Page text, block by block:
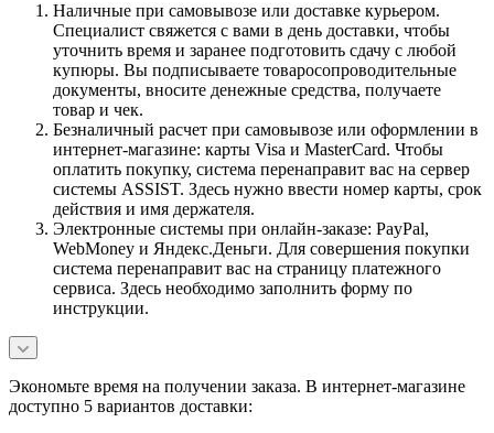
Наличные при самовывозе или доставке курьером.
Специалист свяжется с вами в день доставки, чтобы
уточнить время и заранее подготовить сдачу с любой
купюры. Вы подписываете товаросопроводительные
документы, вносите денежные средства, получаете
товар и чек.
Безналичный расчет при самовывозе или оформлении в
интернет-магазине: карты Visa и MasterCard. Чтобы
оплатить покупку, система перенаправит вас на сервер
системы ASSIST. Здесь нужно ввести номер карты, срок
действия и имя держателя.
Электронные системы при онлайн-заказе: PayPal,
WebMoney и Яндекс.Деньги. Для совершения покупки
система перенаправит вас на страницу платежного
сервиса. Здесь необходимо заполнить форму по
инструкции.
Экономьте время на получении заказа. В интернет-магазине
доступно 5 вариантов доставки: